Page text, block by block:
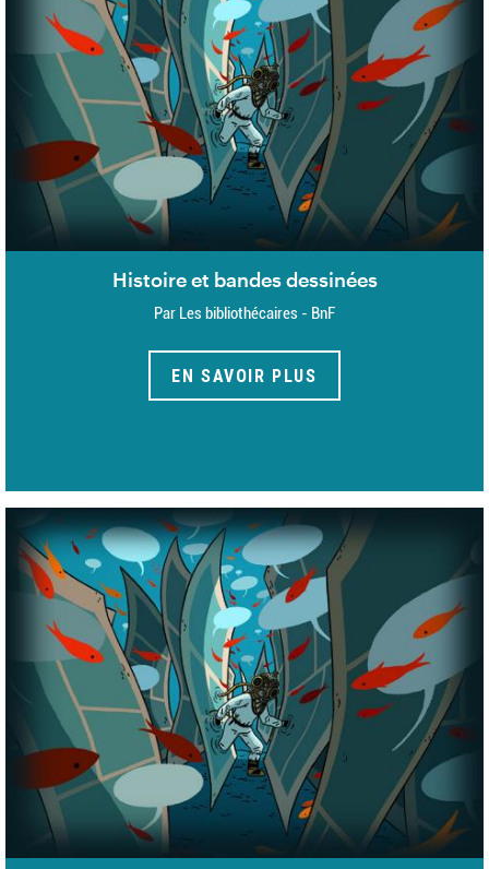
Histoire et bandes dessinées
Par Les bibliothécaires - BnF
EN SAVOIR PLUS